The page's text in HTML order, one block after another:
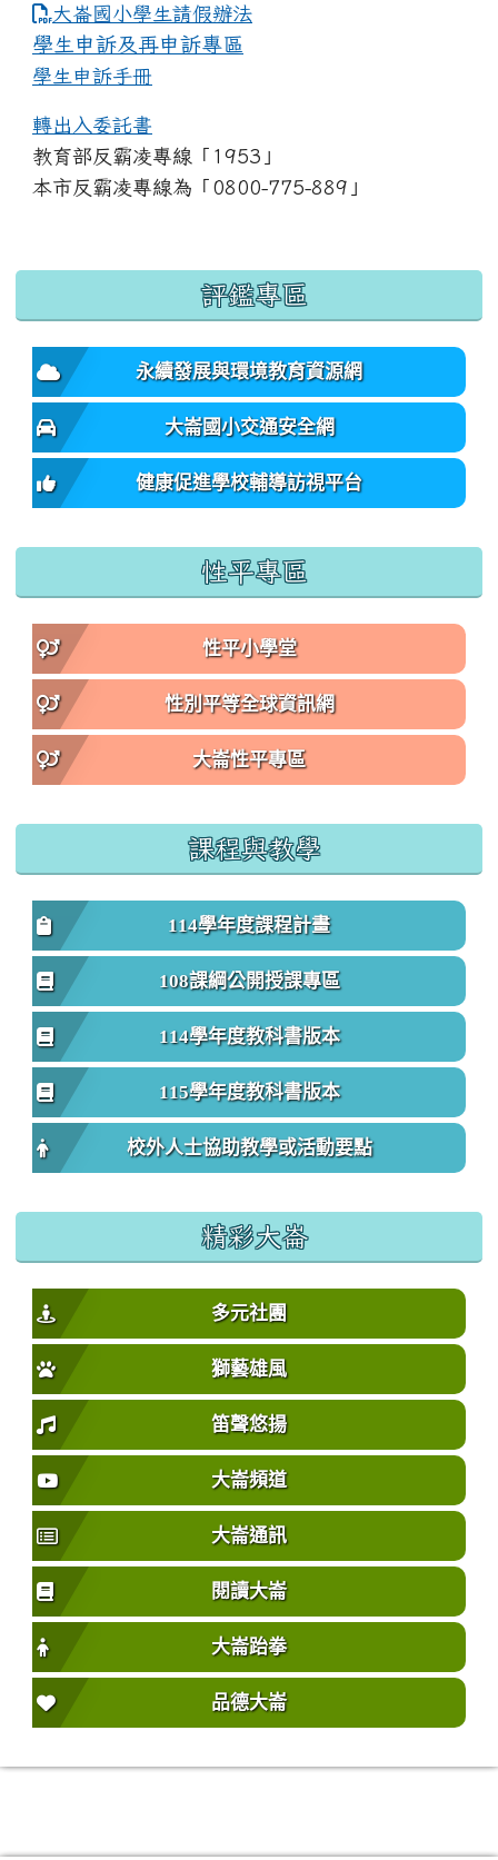
link to https://www.dles.tyc.edu.tw/uploads/
大崙國小學生請假辦法
學生申訴及再申訴專區
學生申訴手冊
轉出入委託書
教育部反霸凌專線「1953」
本市反霸凌專線為「0800-775-889」
:::
評鑑專區
永續發展與環境教育資源網
大崙國小交通安全網
健康促進學校輔導訪視平台
性平專區
性平小學堂
性別平等全球資訊網
大崙性平專區
課程與教學
114學年度課程計畫
108課綱公開授課專區
114學年度教科書版本
115學年度教科書版本
校外人士協助教學或活動要點
精彩大崙
多元社團
獅藝雄風
笛聲悠揚
大崙頻道
大崙通訊
閱讀大崙
大崙跆拳
品德大崙